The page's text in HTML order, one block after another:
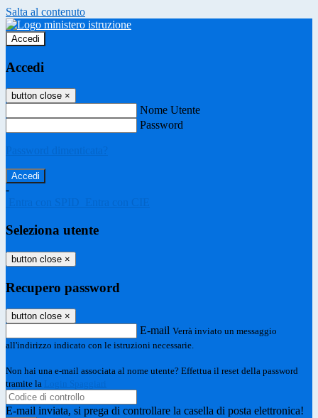
Salta al contenuto
Accedi
Accedi
button close ×
Nome Utente
Password
Password dimenticata?
-
Entra con SPID
Entra con CIE
Seleziona utente
button close ×
Recupero password
button close ×
E-mail Verrà inviato un messaggio
all'indirizzo indicato con le istruzioni necessarie.
Non hai una e-mail associata al nome utente? Effettua il reset della password
tramite la
Login Spaggiari
E-mail inviata, si prega di controllare la casella di posta elettronica!